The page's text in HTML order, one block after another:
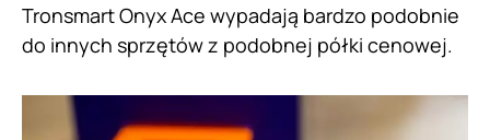
Tronsmart Onyx Ace wypadają bardzo podobnie
do innych sprzętów z podobnej półki cenowej.